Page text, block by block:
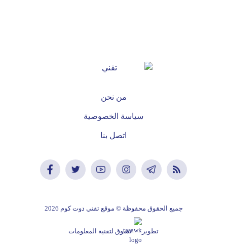
من نحن
سياسة الخصوصية
اتصل بنا
جميع الحقوق محفوظة © موقع تقني دوت كوم 2026
تطوير تسوق لتقنية المعلومات